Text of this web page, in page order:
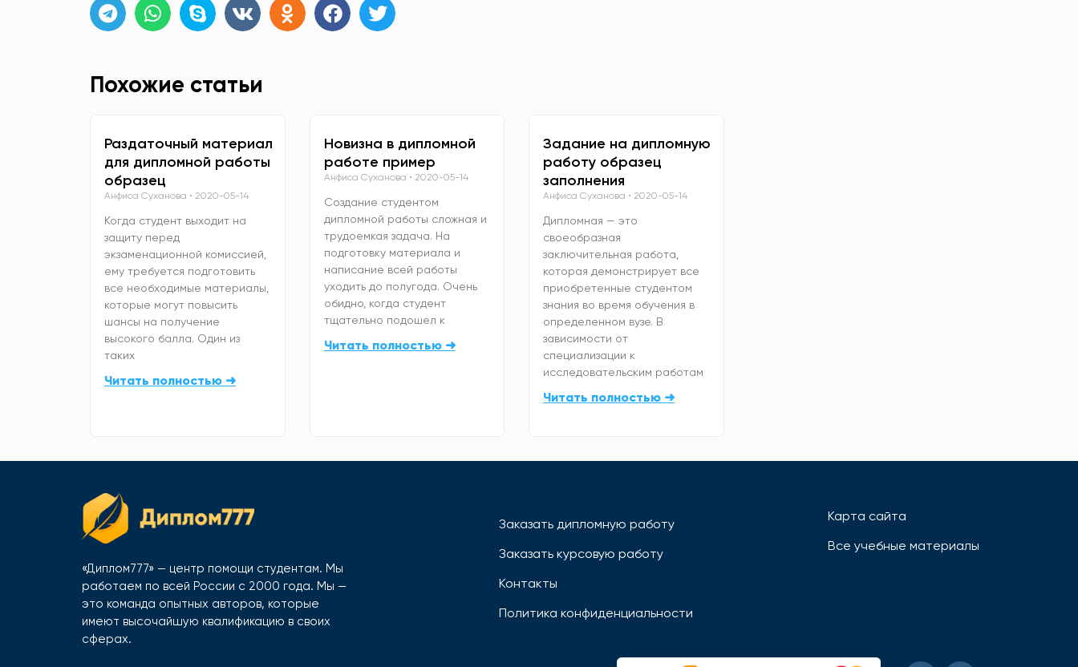
Похожие статьи
Раздаточный материал
для дипломной работы
образец
Анфиса Суханова 2020-05-14
Когда студент выходит на
защиту перед
экзаменационной комиссией,
ему требуется подготовить
все необходимые материалы,
которые могут повысить
шансы на получение
высокого балла. Один из
таких
Читать полностью ➜
Новизна в дипломной
работе пример
Анфиса Суханова 2020-05-14
Создание студентом
дипломной работы сложная и
трудоемкая задача. На
подготовку материала и
написание всей работы
уходить до полугода. Очень
обидно, когда студент
тщательно подошел к
Читать полностью ➜
Задание на дипломную
работу образец
заполнения
Анфиса Суханова 2020-05-14
Дипломная — это
своеобразная
заключительная работа,
которая демонстрирует все
приобретенные студентом
знания во время обучения в
определенном вузе. В
зависимости от
специализации к
исследовательским работам
Читать полностью ➜
«Диплом777» — центр помощи студентам. Мы
работаем по всей России с 2000 года. Мы —
это команда опытных авторов, которые
имеют высочайшую квалификацию в своих
сферах.
Заказать дипломную работу
Заказать курсовую работу
Контакты
Политика конфиденциальности
Карта сайта
Все учебные материалы